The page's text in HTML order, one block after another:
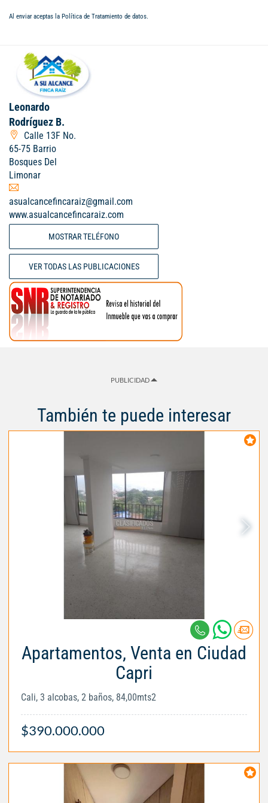
Al enviar aceptas la Política de Tratamiento de datos.
Leonardo
Rodríguez B.
Calle 13F No.
65-75 Barrio
Bosques Del
Limonar
asualcancefincaraiz@gmail.com
www.asualcancefincaraiz.com
MOSTRAR TELÉFONO
VER TODAS LAS PUBLICACIONES
PUBLICIDAD
También te puede interesar
Apartamentos, Venta en Ciudad
Capri
Cali, 3 alcobas, 2 baños, 84,00mts2
$390.000.000